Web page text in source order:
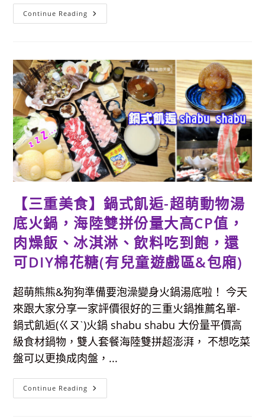
爆
汁
豬
Continue Reading 【蘆
洲
中
式
港
式
餐
廳-
三
星
蔥
湯
包
好
好
吃，
滷
飯
高
CP
值，
造
型
包
子
超
可
【三重美食】鍋式飢逅-超萌動物湯
底火鍋，海陸雙拼份量大高CP值，
肉燥飯、冰淇淋、飲料吃到飽，還
可DIY棉花糖(有兒童遊戲區&包廂)
超萌熊熊&狗狗準備要泡澡變身火鍋湯底啦！ 今天
來跟大家分享一家評價很好的三重火鍋推薦名單-
鍋式飢逅(ㄍㄡˋ)火鍋 shabu shabu 大份量平價高
級食材鍋物，雙人套餐海陸雙拼超澎湃， 不想吃菜
盤可以更換成肉盤，...
Continue Reading 【三
重